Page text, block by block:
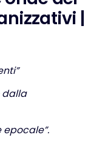
nizzativi |
dalla
epocale”.